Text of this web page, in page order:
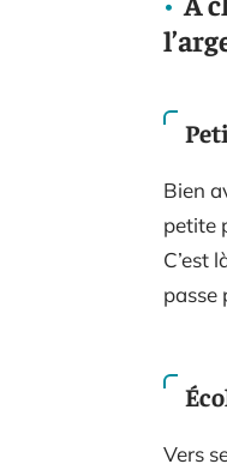
Bien
petite
C’est
passe
Vers